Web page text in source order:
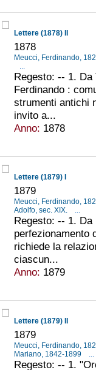
Lettere (1878) II
1878
Meucci, Ferdinando,
...
Regesto: -- 1. Da
Ferdinando :
strumenti antichi
invito a...
Anno: 1878
Lettere (1879) I
1879
Meucci, Ferdinando,
Adolfo, sec. XIX.
...
Regesto: -- 1.
perfezionamento
richiede la
ciascun...
Anno: 1879
Lettere (1879) II
1879
Meucci, Ferdinando,
Mariano, 1842-1899
...
Regesto: -- 1.